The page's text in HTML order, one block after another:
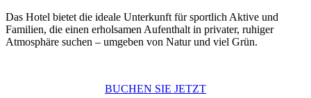
Das Hotel bietet die ideale Unterkunft für sportlich Aktive und
Familien, die einen erholsamen Aufenthalt in privater, ruhiger
Atmosphäre suchen – umgeben von Natur und viel Grün.
BUCHEN SIE JETZT